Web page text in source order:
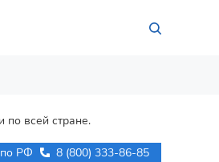
по всей стране.
по РФ 8 (800) 333-86-85